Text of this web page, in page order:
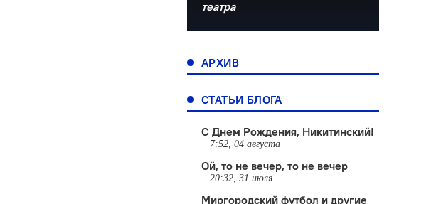
театра
АРХИВ
СТАТЬИ БЛОГА
С Днем Рождения, Никитинский!
7:52, 04 августа
Ой, то не вечер, то не вечер
20:32, 31 июля
Миргородский футбол и другие